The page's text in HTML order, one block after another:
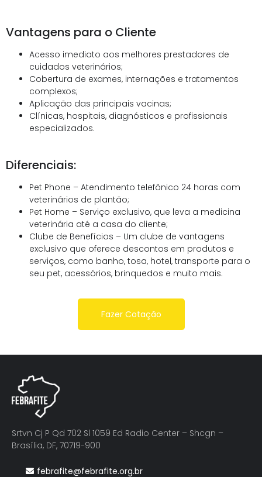
Vantagens para o Cliente
Acesso imediato aos melhores prestadores de
cuidados veterinários;
Cobertura de exames, internações e tratamentos
complexos;
Aplicação das principais vacinas;
Clínicas, hospitais, diagnósticos e profissionais
especializados.
Diferenciais:
Pet Phone – Atendimento telefônico 24 horas com
veterinários de plantão;
Pet Home – Serviço exclusivo, que leva a medicina
veterinária até a casa do cliente;
Clube de Benefícios – Um clube de vantagens
exclusivo que oferece descontos em produtos e
serviços, como banho, tosa, hotel, transporte para o
seu pet, acessórios, brinquedos e muito mais.
Fazer Cotação
Srtvn Cj P Qd 702 Sl 1059 Ed Radio Center – Shcgn –
Brasília, DF, 70719-900
febrafite@febrafite.org.br